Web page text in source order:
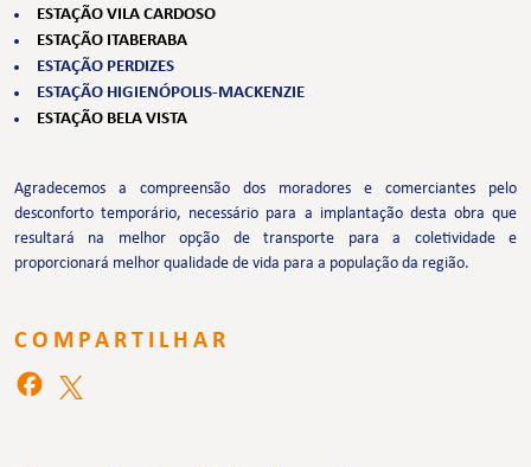
ESTAÇÃO VILA CARDOSO
ESTAÇÃO ITABERABA
ESTAÇÃO PERDIZES
ESTAÇÃO HIGIENÓPOLIS-MACKENZIE
ESTAÇÃO BELA VISTA
Agradecemos a compreensão dos moradores e comerciantes pelo
desconforto temporário, necessário para a implantação desta obra que
resultará na melhor opção de transporte para a coletividade e
proporcionará melhor qualidade de vida para a população da região.
COMPARTILHAR